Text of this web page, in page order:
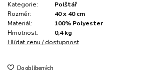
Kategorie:
Polštář
Rozměr:
40 x 40 cm
Materiál:
100% Polyester
Hmotnost:
0,4 kg
Hlídat cenu / dostupnost
Do oblíbených